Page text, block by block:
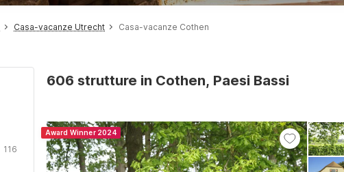
Casa-vacanze Utrecht Casa-vacanze Cothen
116
606 strutture in Cothen, Paesi Bassi
Award Winner 2024